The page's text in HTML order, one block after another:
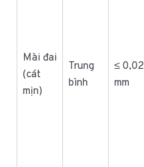
Mài đai
(cát
mịn)
Trung
bình
≤ 0,02
mm